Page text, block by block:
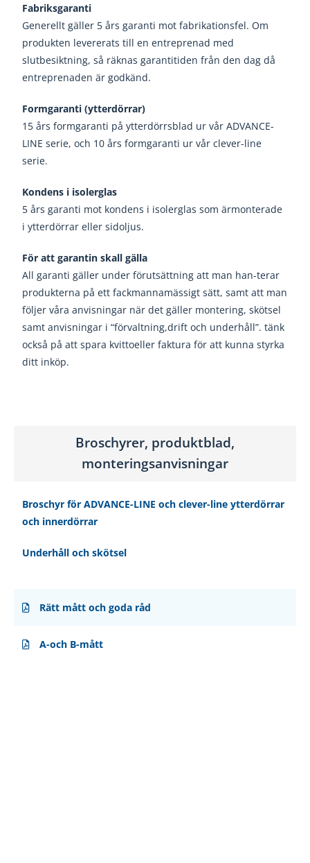
Fabriksgaranti
Generellt gäller 5 års garanti mot fabrikationsfel.Om
produkten levererats till en entreprenad med
slutbesiktning, så räknas garantitiden från den dagdå
entreprenaden är godkänd.
Formgaranti (ytterdörrar)
15 års formgaranti på ytterdörrsblad ur vårADVANCE-
LINE serie, och 10 års formgaranti urvår clever-line
serie.
Kondens i isolerglas
5 års garanti mot kondens i isolerglas som ärmonterade
i ytterdörrar eller sidoljus.
För att garantin skall gälla
All garanti gäller under förutsättning att man han-terar
produkterna på ett fackmannamässigt sätt,samt att man
följer våra anvisningar när det gäller montering, skötsel
samt anvisningar i “förvaltning,drift och underhåll”. tänk
också på att spara kvittoeller faktura för att kunna styrka
ditt inköp.
Broschyrer, produktblad,
monteringsanvisningar
Broschyr för ADVANCE-LINE och clever-line ytterdörrar
och innerdörrar
Underhåll och skötsel
Rätt mått och goda råd
A-och B-mått